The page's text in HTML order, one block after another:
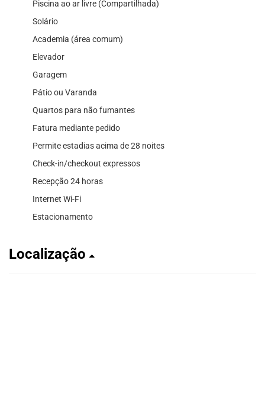
Piscina ao ar livre (Compartilhada)
Solário
Academia (área comum)
Elevador
Garagem
Pátio ou Varanda
Quartos para não fumantes
Fatura mediante pedido
Permite estadias acima de 28 noites
Check-in/checkout expressos
Recepção 24 horas
Internet Wi-Fi
Estacionamento
Localização